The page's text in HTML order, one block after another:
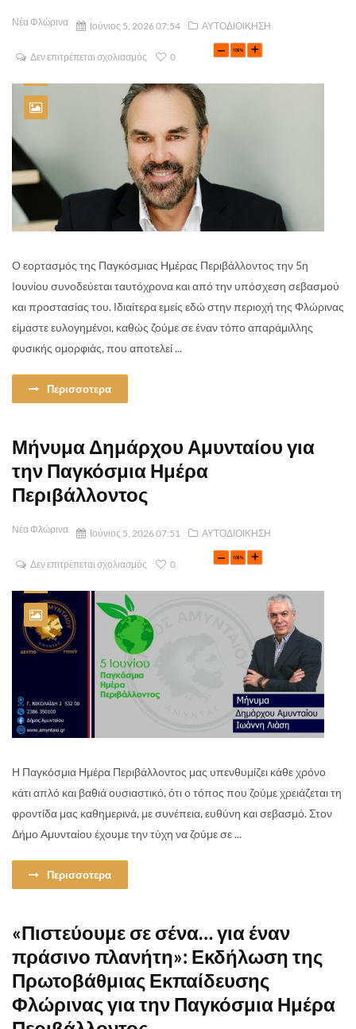
Νέα Φλώρινα Ιούνιος 5, 2026 07:54 ΑΥΤΟΔΙΟΙΚΗΣΗ
Δεν επιτρέπεται σχολιασμός 0
Ο εορτασμός της Παγκόσμιας Ημέρας Περιβάλλοντος την 5η
Ιουνίου συνοδεύεται ταυτόχρονα και από την υπόσχεση σεβασμού
και προστασίας του. Ιδιαίτερα εμείς εδώ στην περιοχή της Φλώρινας
είμαστε ευλογημένοι, καθώς ζούμε σε έναν τόπο απαράμιλλης
φυσικής ομορφιάς, που αποτελεί ...
Περισσοτερα
Μήνυμα Δημάρχου Αμυνταίου για
την Παγκόσμια Ημέρα
Περιβάλλοντος
Νέα Φλώρινα Ιούνιος 5, 2026 07:51 ΑΥΤΟΔΙΟΙΚΗΣΗ
Δεν επιτρέπεται σχολιασμός 0
Η Παγκόσμια Ημέρα Περιβάλλοντος μας υπενθυμίζει κάθε χρόνο
κάτι απλό και βαθιά ουσιαστικό, ότι ο τόπος που ζούμε χρειάζεται τη
φροντίδα μας καθημερινά, με συνέπεια, ευθύνη και σεβασμό. Στον
Δήμο Αμυνταίου έχουμε την τύχη να ζούμε σε ...
Περισσοτερα
«Πιστεύουμε σε σένα… για έναν
πράσινο πλανήτη»: Εκδήλωση της
Πρωτοβάθμιας Εκπαίδευσης
Φλώρινας για την Παγκόσμια Ημέρα